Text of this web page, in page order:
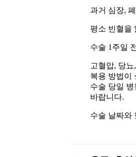
과거 심장,
평소 빈혈을
수술 1주일
고혈압, 당
복용 방법이
수술 당일
바랍니다.
수술 날짜와